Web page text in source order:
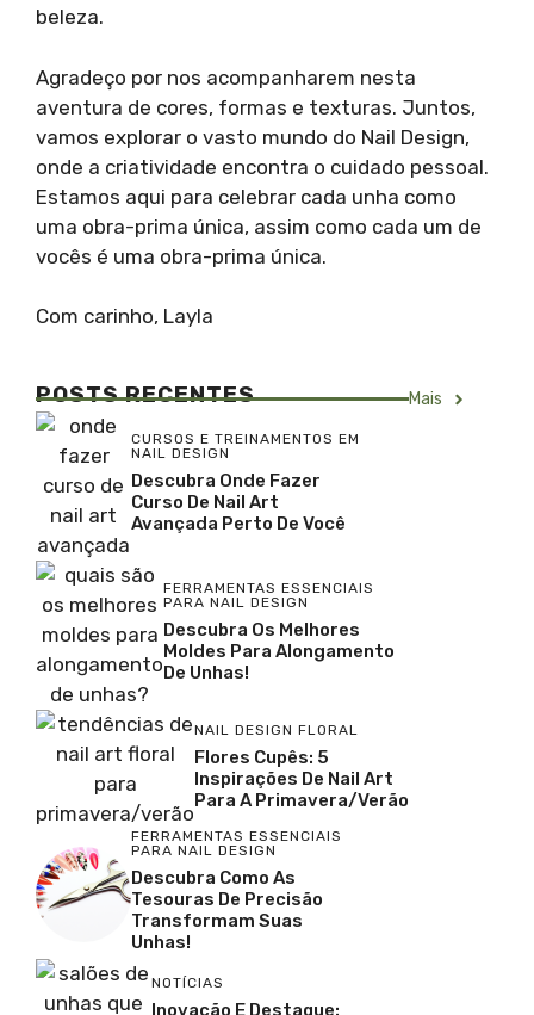
beleza.
Agradeço por nos acompanharem nesta
aventura de cores, formas e texturas. Juntos,
vamos explorar o vasto mundo do Nail Design,
onde a criatividade encontra o cuidado pessoal.
Estamos aqui para celebrar cada unha como
uma obra-prima única, assim como cada um de
vocês é uma obra-prima única.
Com carinho, Layla
POSTS RECENTES Mais
CURSOS E TREINAMENTOS EM
NAIL DESIGN
Descubra Onde Fazer
Curso De Nail Art
Avançada Perto De Você
FERRAMENTAS ESSENCIAIS
PARA NAIL DESIGN
Descubra Os Melhores
Moldes Para Alongamento
De Unhas!
NAIL DESIGN FLORAL
Flores Cupês: 5
Inspirações De Nail Art
Para A Primavera/Verão
FERRAMENTAS ESSENCIAIS
PARA NAIL DESIGN
Descubra Como As
Tesouras De Precisão
Transformam Suas
Unhas!
NOTÍCIAS
Inovação E Destaque: